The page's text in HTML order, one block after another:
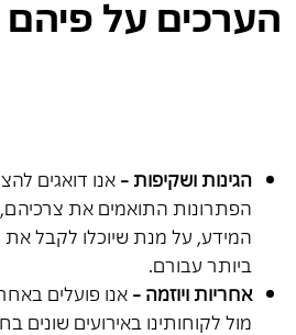
הערכים על פיהם
הגינות ושקיפות - אנו דואגים
הפתרונות התואמים את
המידע, על מנת שיוכלו לקבל
ביותר עבורם.
אחריות ויוזמה - אנו פועלים
מול לקוחותינו באירועים שונים